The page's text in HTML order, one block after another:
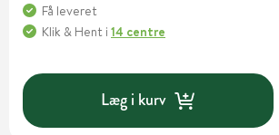
Få leveret
Klik & Hent i 14 centre
Læg i kurv